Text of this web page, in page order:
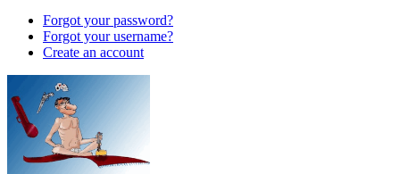
Forgot your password?
Forgot your username?
Create an account